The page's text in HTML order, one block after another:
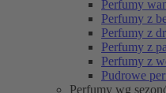
Perfumy
Perfumy z
Perfumy z
Perfumy z
Perfumy z
Pudrowe
Perfumy wg